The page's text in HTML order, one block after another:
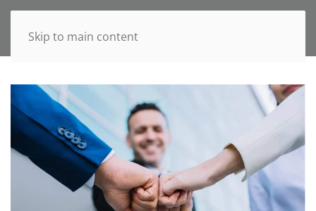
Skip to main content